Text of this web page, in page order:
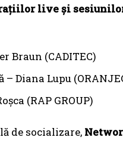
live și
Braun (CADITEC)
Diana Lupu
(RAP GROUP)
de socializare,